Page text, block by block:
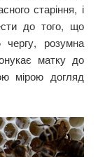
старіння, і
до того, що
розумна
матку до
мірою догляд